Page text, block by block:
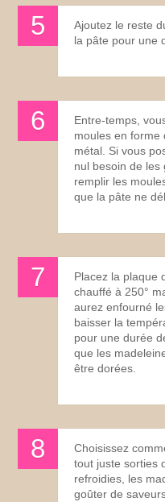
Ajoutez le reste
la pâte pour une
Entre-temps,
moules en forme
métal. Si vous
nul besoin de les
remplir les
que la pâte ne
Placez la plaque
chauffé à 250°
aurez enfourné
baisser la
pour une durée
que les
être dorées.
Choisissez
tout juste sorties
refroidies, les
goûter de